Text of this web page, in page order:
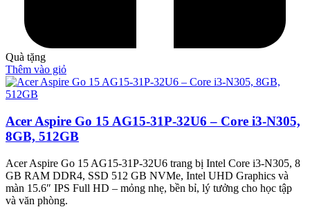
Quà tặng
Thêm vào giỏ
Acer Aspire Go 15 AG15-31P-32U6 – Core i3-N305,
8GB, 512GB
Acer Aspire Go 15 AG15-31P-32U6 trang bị Intel Core i3-N305, 8
GB RAM DDR4, SSD 512 GB NVMe, Intel UHD Graphics và
màn 15.6″ IPS Full HD – mỏng nhẹ, bền bỉ, lý tưởng cho học tập
và văn phòng.